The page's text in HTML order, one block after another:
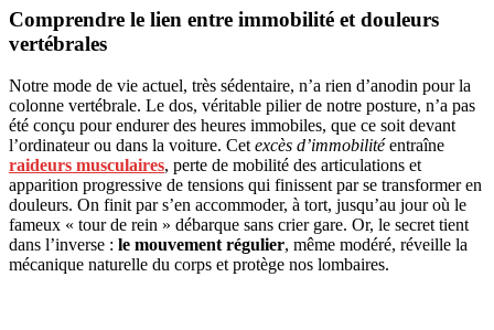
Comprendre le lien entre immobilité et douleurs
vertébrales
Notre mode de vie actuel, très sédentaire, n’a rien d’anodin pour la
colonne vertébrale. Le dos, véritable pilier de notre posture, n’a pas
été conçu pour endurer des heures immobiles, que ce soit devant
l’ordinateur ou dans la voiture. Cet excès d’immobilitéentraîne
raideurs musculaires, perte de mobilité des articulations et
apparition progressive de tensions qui finissent par se transformer en
douleurs. On finit par s’en accommoder, à tort, jusqu’au jour où le
fameux « tour de rein » débarque sans crier gare. Or, le secret tient
dans l’inverse : le mouvement régulier, même modéré, réveille la
mécanique naturelle du corps et protège nos lombaires.